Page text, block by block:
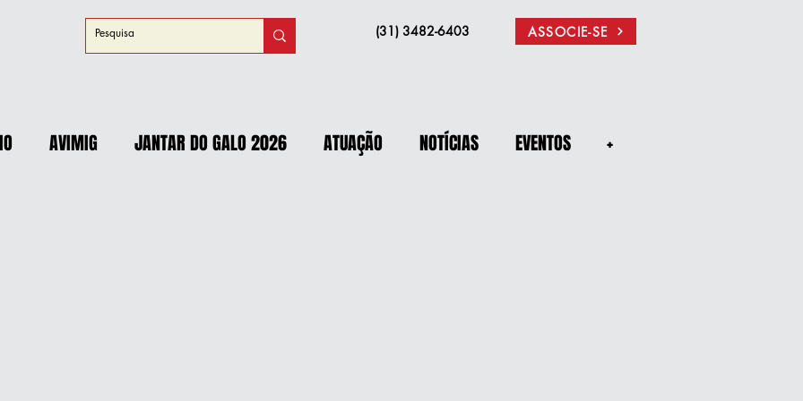
(31) 3482-6403 ASSOCIE-SE
AVIMIG JANTAR DO GALO 2026 ATUAÇÃO NOTÍCIAS EVENTOS +